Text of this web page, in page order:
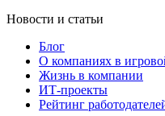
Новости и статьи
Блог
О компаниях в
Жизнь в компании
ИТ-проекты
Рейтинг